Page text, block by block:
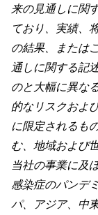
来の見通しに関
ており、実績、
の結果、または
通しに関する記
のと大幅に異な
的なリスクおよ
に限定されるも
む、地域および
当社の事業に及
感染症のパンデ
パ、アジア、中